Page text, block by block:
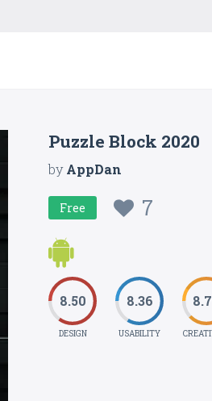
Puzzle Block 2020
byAppDan
Free 7
8.50
DESIGN
8.36
USABILITY